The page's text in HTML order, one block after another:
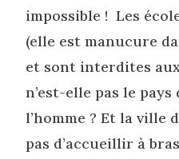
impossible ! Les
(elle est manucure
et sont interdites
n’est-elle pas le
l’homme ? Et la ville
pas d’accueillir à